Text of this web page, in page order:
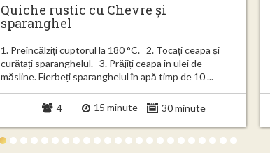
Quiche rustic cu Chevre și
sparanghel
1. Preîncălziți cuptorul la 180 °C. 2. Tocați ceapa și
curățați sparanghelul. 3. Prăjiți ceapa în ulei de
măsline. Fierbeți sparanghelul în apă timp de 10 ...
4 15 minute 30 minute